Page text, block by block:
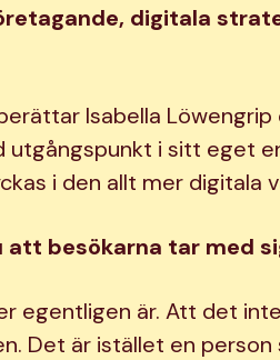
digitala
Isabella
utgångspunkt i sitt eget
i den allt mer digitala
att besökarna tar med
egentligen är. Att det
Det är istället en